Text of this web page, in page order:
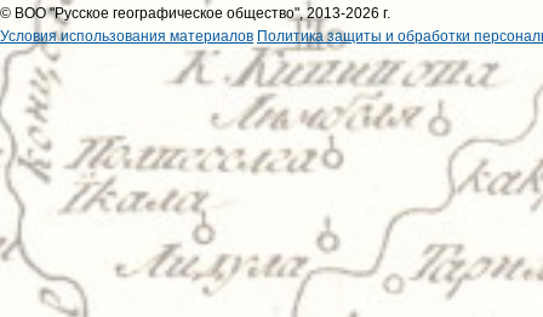
© ВОО "Русское географическое общество", 2013-2026 г.
Условия использования материалов Политика защиты и обработки